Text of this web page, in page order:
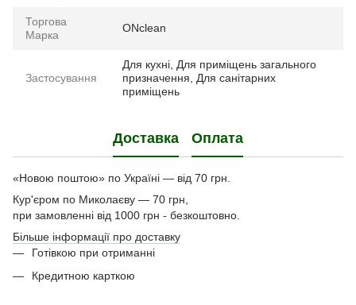
Торгова
Марка
ONclean
Застосування
Для кухні, Для приміщень загального
призначення, Для санітарних
приміщень
Доставка Оплата
«Новою поштою» по Україні — від 70 грн.
Кур'єром по Миколаєву — 70 грн,
при замовленні від 1000 грн - безкоштовно.
Більше інформації про доставку
Готівкою при отриманні
Кредитною карткою